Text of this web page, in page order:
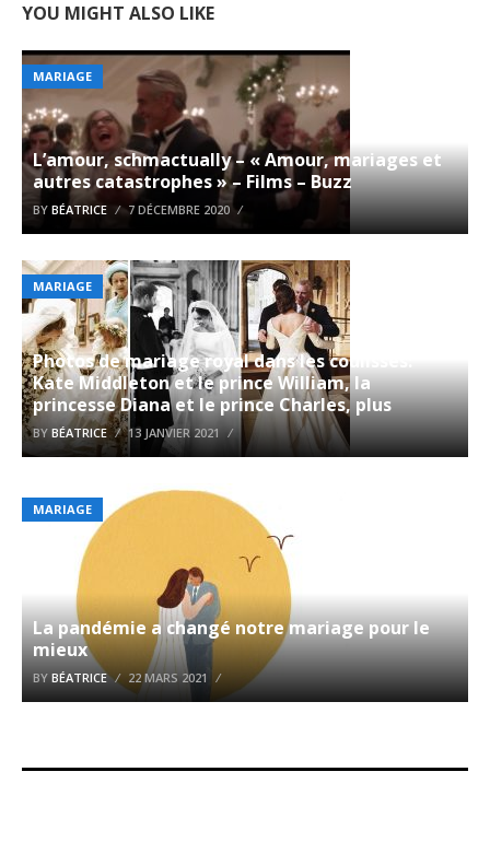
YOU MIGHT ALSO LIKE
MARIAGE
L’amour, schmactually – « Amour, mariages et
autres catastrophes » – Films – Buzz
BY BÉATRICE 7 DÉCEMBRE 2020
MARIAGE
Photos de mariage royal dans les coulisses:
Kate Middleton et le prince William, la
princesse Diana et le prince Charles, plus
BY BÉATRICE 13 JANVIER 2021
MARIAGE
La pandémie a changé notre mariage pour le
mieux
BY BÉATRICE 22 MARS 2021